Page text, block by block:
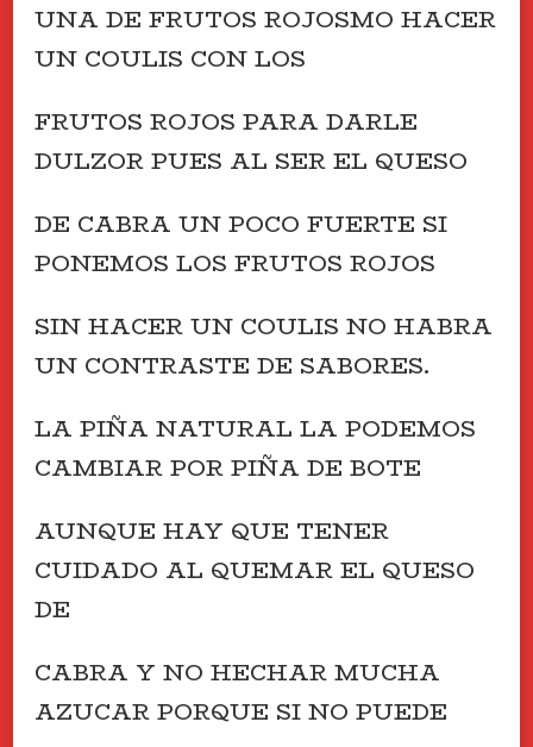
UNA DE FRUTOS ROJOSMO HACER
UN COULIS CON LOS
FRUTOS ROJOS PARA DARLE
DULZOR PUES AL SER EL QUESO
DE CABRA UN POCO FUERTE SI
PONEMOS LOS FRUTOS ROJOS
SIN HACER UN COULIS NO HABRA
UN CONTRASTE DE SABORES.
LA PIÑA NATURAL LA PODEMOS
CAMBIAR POR PIÑA DE BOTE
AUNQUE HAY QUE TENER
CUIDADO AL QUEMAR EL QUESO
DE
CABRA Y NO HECHAR MUCHA
AZUCAR PORQUE SI NO PUEDE